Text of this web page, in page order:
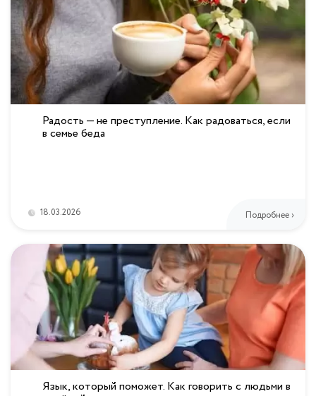
Радость — не преступление. Как радоваться, если
в семье беда
18.03.2026 Подробнее ›
Язык, который поможет. Как говорить с людьми в